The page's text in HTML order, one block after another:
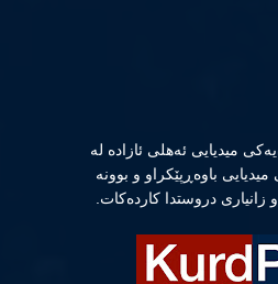
میدیایی ئەهلی ئازادە لە
میدیایی باوەڕپێكراو و بوونە
دروستدا كاردەكات.